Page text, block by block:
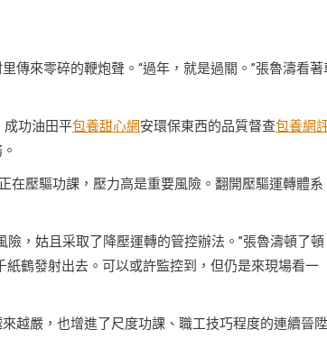
傳來零碎的鞭炮聲。“過年，就是過關。”張魯濤看著
成功油田平包養甜心網安環保東西的品質督查包養網
在壓驅功課，壓力高是重要風險。翻開壓驅運轉體系
，姑且采取了降壓運轉的管控辦法。”張魯濤頓了頓
鶴發射出去。可以或許監控到，但仍是來現場看一
越嚴，也增進了尺度功課、職工技巧程度的連續晉陞